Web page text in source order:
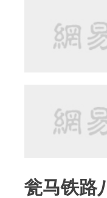
瓮马铁路